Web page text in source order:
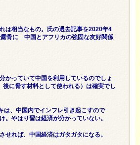
は相当なもの。氏の過去記事を2020年4
骨に 中国とアフリカの強固な友好関係
かっていて中国を利用しているのでしょ
に脅す材料として使われる）は確実でし
は、中国内でインフレ引き起こすので
。やはり習は経済が分かっていない。
せれば、中国経済はガタガタになる。